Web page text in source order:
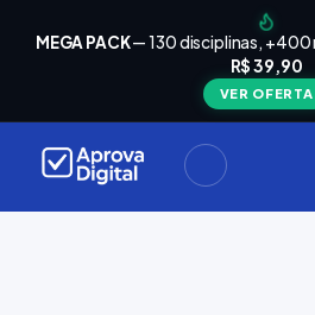
MEGA PACK— 130 disciplinas, +400
R$ 39,90
VER OFERTA
Seu
loja e